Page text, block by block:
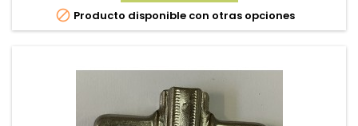
 Producto disponible con otras opciones